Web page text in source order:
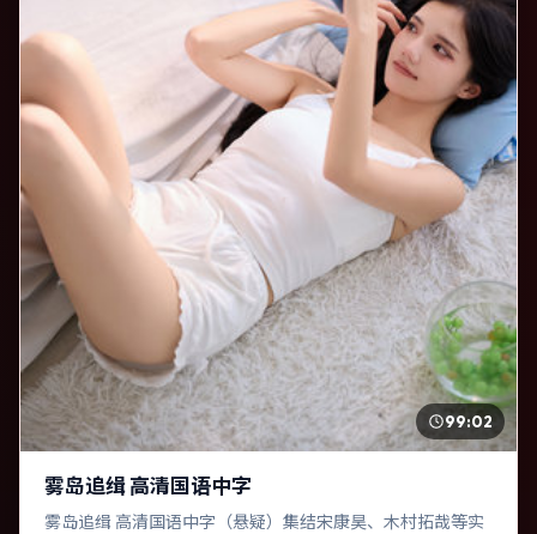
99:02
雾岛追缉 高清国语中字
雾岛追缉 高清国语中字（悬疑）集结宋康昊、木村拓哉等实